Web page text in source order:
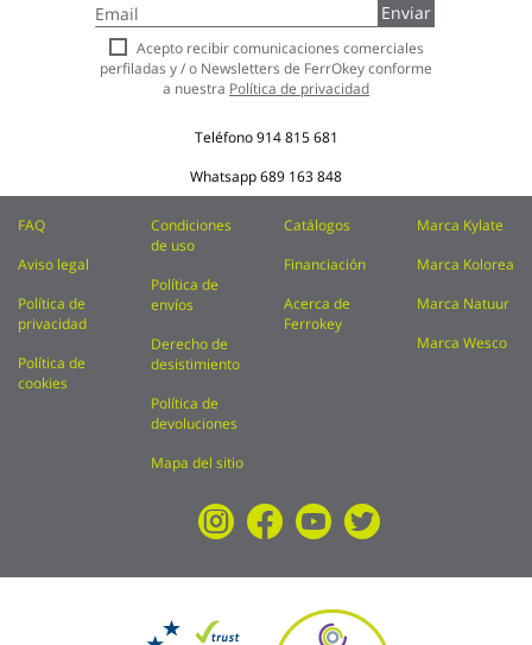
a
nuestro
boletín
de
Enviar
Acepto recibir comunicaciones comerciales
perfiladas y / o Newsletters de FerrOkey conforme
a nuestra Política de privacidad
Teléfono914 815 681
Whatsapp689 163 848
FAQ
Aviso legal
Política de
privacidad
Política de
cookies
Condiciones
de uso
Política de
envíos
Derecho de
desistimiento
Política de
devoluciones
Mapa del sitio
Catálogos
Financiación
Acerca de
Ferrokey
Marca Kylate
Marca Kolorea
Marca Natuur
Marca Wesco